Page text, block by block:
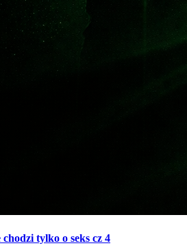
tylko o seks cz 4